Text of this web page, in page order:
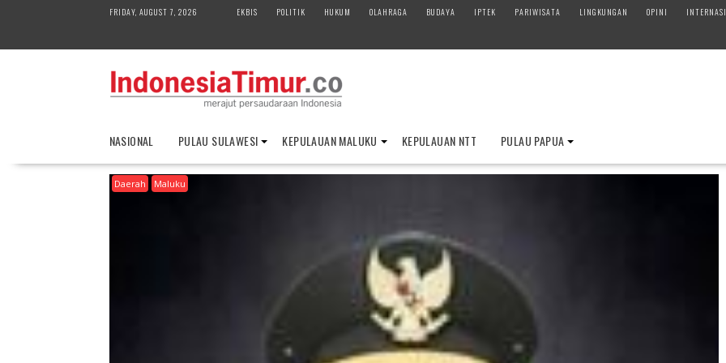
FRIDAY, AUGUST 7, 2026 EKBIS POLITIK HUKUM OLAHRAGA BUDAYA IPTEK PARIWISATA LINGKUNGAN OPINI
NASIONAL PULAU SULAWESI KEPULAUAN MALUKU KEPULAUAN NTT PULAU PAPUA
Daerah Maluku